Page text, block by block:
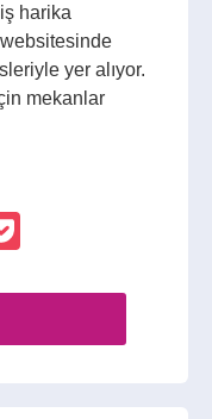
harika
yer alıyor.
mekanlar